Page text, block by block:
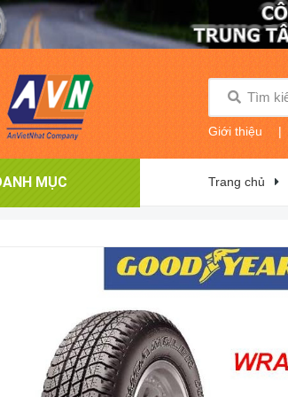
Giới thiệu |
MỤC Trang chủ